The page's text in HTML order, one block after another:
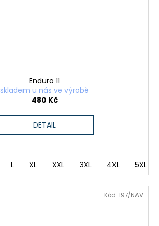
Enduro 11
skladem u nás ve výrobě
480 Kč
DETAIL
L XL XXL 3XL 4XL 5XL
Kód: 197/NAV